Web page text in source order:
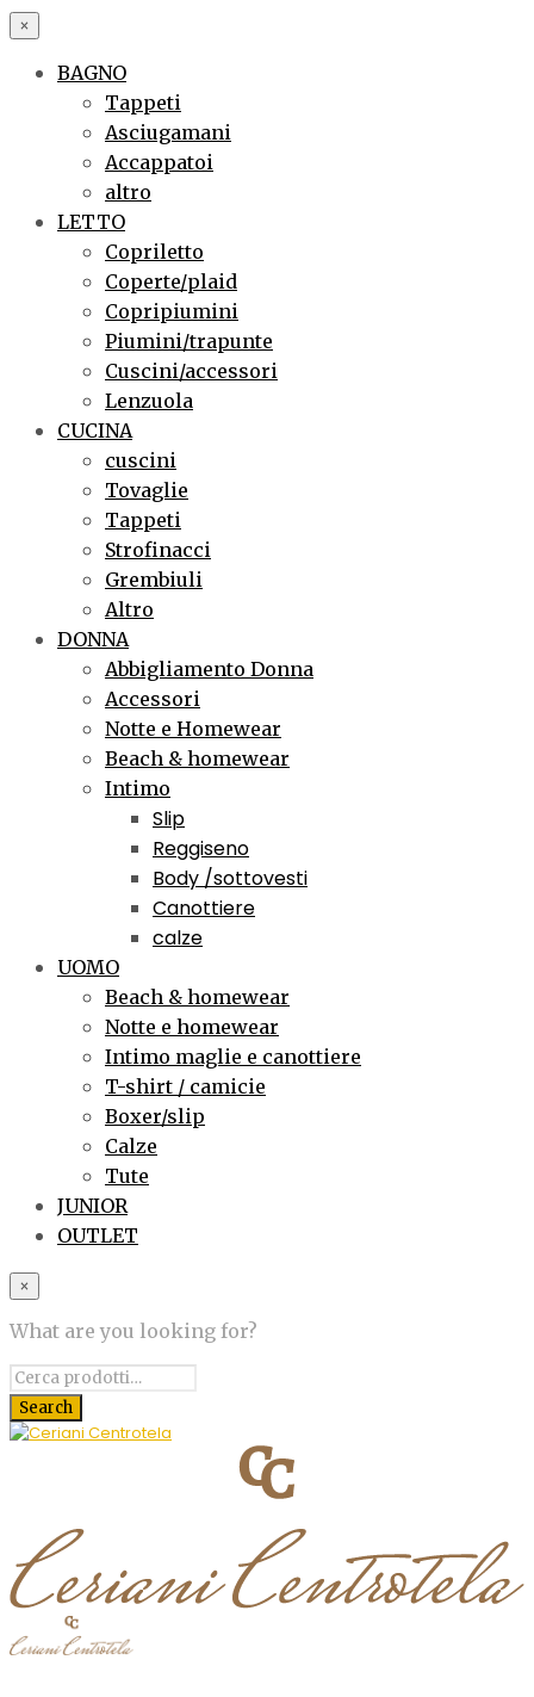
×
BAGNO
Tappeti
Asciugamani
Accappatoi
altro
LETTO
Copriletto
Coperte/plaid
Copripiumini
Piumini/trapunte
Cuscini/accessori
Lenzuola
CUCINA
cuscini
Tovaglie
Tappeti
Strofinacci
Grembiuli
Altro
DONNA
Abbigliamento Donna
Accessori
Notte e Homewear
Beach & homewear
Intimo
Slip
Reggiseno
Body /sottovesti
Canottiere
calze
UOMO
Beach & homewear
Notte e homewear
Intimo maglie e canottiere
T-shirt / camicie
Boxer/slip
Calze
Tute
JUNIOR
OUTLET
×
What are you looking for?